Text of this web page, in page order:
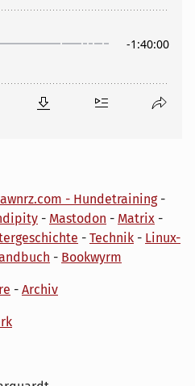
- Hundetraining-
- Mastodon - Matrix -
- Technik - Linux-
- Bookwyrm
- Archiv